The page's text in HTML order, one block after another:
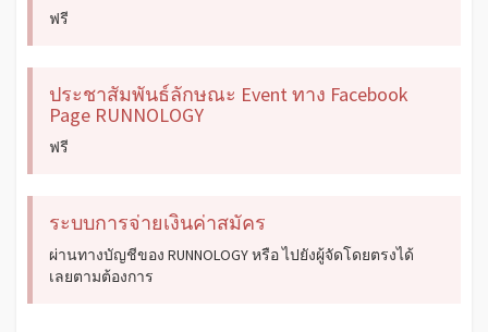
ฟรี
ประชาสัมพันธ์ลักษณะ Event ทาง Facebook
Page RUNNOLOGY
ฟรี
ระบบการจ่ายเงินค่าสมัคร
ผ่านทางบัญชีของ RUNNOLOGY หรือ ไปยังผู้จัดโดยตรงได้
เลยตามต้องการ